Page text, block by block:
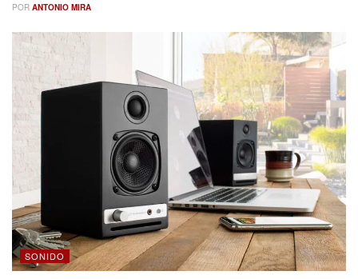
POR ANTONIO MIRA
SONIDO